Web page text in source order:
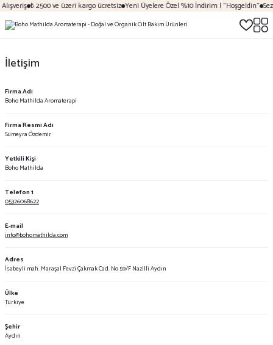
₺ 2500 ve üzeri kargo ücretsiz Yeni Üyelere Özel %10 İndirim | "Hoşgeldin"
İletişim
Firma Adı
Boho Mathilda Aromaterapi
Firma Resmi Adı
Sümeyra Özdemir
Yetkili Kişi
Boho Mathilda
Telefon 1
05326068622
E-mail
info@bohomathilda.com
Adres
İsabeyli mah. Maraşal Fevzi Çakmak Cad. No 59/F Nazilli Aydın
Ülke
Türkiye
Şehir
Aydın